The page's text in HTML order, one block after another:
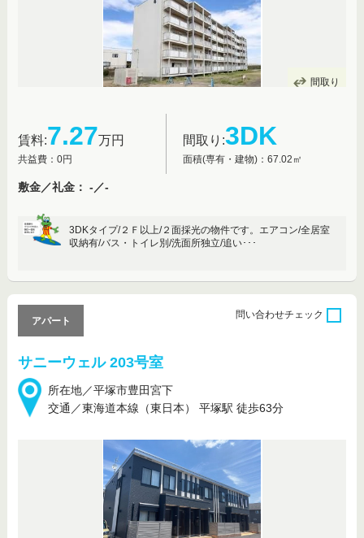
間取り
賃料:7.27万円
共益費：0円
間取り:3DK
面積(専有・建物)：67.02㎡
敷金／礼金： -／-
3DKタイプ/２Ｆ以上/２面採光の物件です。エアコン/全居室
収納有/バス・トイレ別/洗面所独立/追い･･･
サニーウェル 203号室
所在地／平塚市豊田宮下
交通／東海道本線（東日本） 平塚駅 徒歩63分
アパート
問い合わせチェック